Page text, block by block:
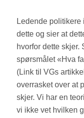
Ledende politikere
dette og sier at
hvorfor dette skjer.
spørsmålet «Hva
(Link til VGs
overrasket over at
skjer. Vi har en
vi ikke vet hvilken